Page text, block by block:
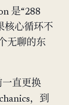
是“288
核心循环不
无聊的东
直更换
，到